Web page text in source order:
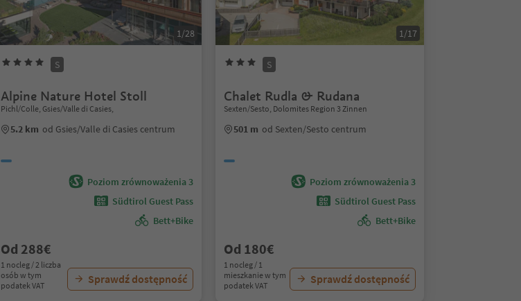
1/28
S
Alpine Nature Hotel Stoll
Pichl/Colle, Gsies/Valle di Casies,
5.2 km od Gsies/Valle di Casies centrum
Poziom zrównoważenia 3
Südtirol Guest Pass
Bett+Bike
Od 288€
1 nocleg / 2 liczba
osób w tym
podatek VAT
Sprawdź dostępność
1/17
S
Chalet Rudla & Rudana
Sexten/Sesto, Dolomites Region 3 Zinnen
501 m od Sexten/Sesto centrum
Poziom zrównoważenia 3
Südtirol Guest Pass
Bett+Bike
Od 180€
1 nocleg / 1
mieszkanie w tym
podatek VAT
Sprawdź dostępność